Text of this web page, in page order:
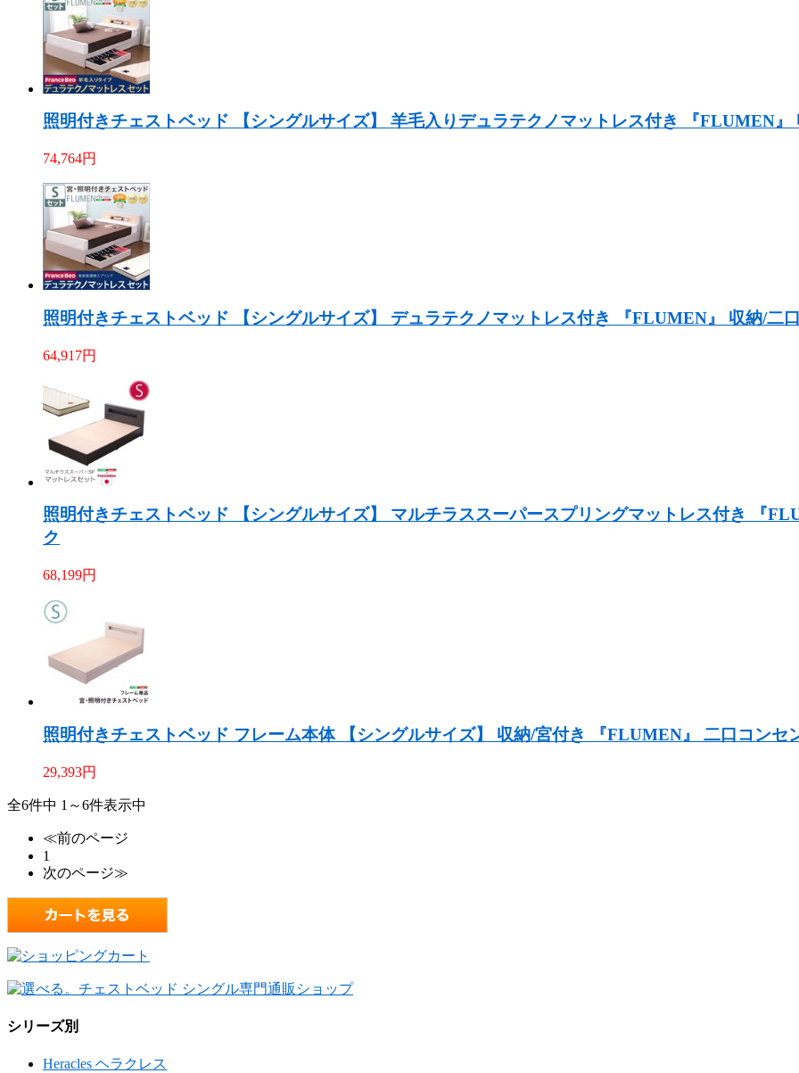
照明付きチェストベッド 【シングルサイズ】 羊毛入りデュラテクノマットレス付き 『FLUMEN
74,764円
照明付きチェストベッド 【シングルサイズ】 デュラテクノマットレス付き 『FLUMEN』 収納/二
64,917円
照明付きチェストベッド 【シングルサイズ】 マルチラススーパースプリングマットレス付き 『
ク
68,199円
照明付きチェストベッド フレーム本体 【シングルサイズ】 収納/宮付き 『FLUMEN』 二口コンセ
29,393円
全6件中 1～6件表示中
≪前のページ
1
次のページ≫
シリーズ別
Heracles ヘラクレス